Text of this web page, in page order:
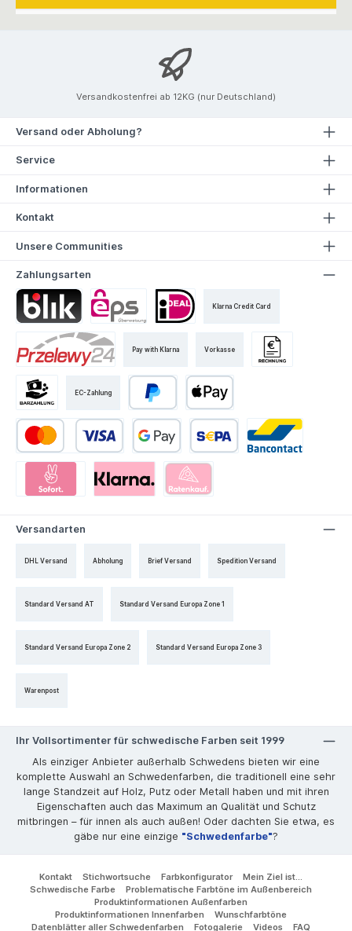
Versandkostenfrei ab 12KG (nur Deutschland)
Versand oder Abholung?
Service
Informationen
Kontakt
Unsere Communities
Zahlungsarten
Klarna Credit Card
Pay with Klarna Vorkasse
EC-Zahlung
Versandarten
DHL Versand Abholung Brief Versand Spedition Versand
Standard Versand AT Standard Versand Europa Zone 1
Standard Versand Europa Zone 2 Standard Versand Europa Zone 3
Warenpost
Ihr Vollsortimenter für schwedische Farben seit 1999
Als einziger Anbieter außerhalb Schwedens bieten wir eine
komplette Auswahl an Schwedenfarben, die traditionell eine sehr
lange Standzeit auf Holz, Putz oder Metall haben und mit ihren
Eigenschaften auch das Maximum an Qualität und Schutz
mitbringen – für innen als auch außen! Oder dachten Sie etwa, es
gäbe nur eine einzige "Schwedenfarbe"?
Kontakt Stichwortsuche Farbkonfigurator
Mein Ziel ist...
Schwedische Farbe
Problematische Farbtöne im Außenbereich
Produktinformationen Außenfarben
Produktinformationen Innenfarben
Wunschfarbtöne
Datenblätter aller Schwedenfarben
Fotogalerie Videos FAQ